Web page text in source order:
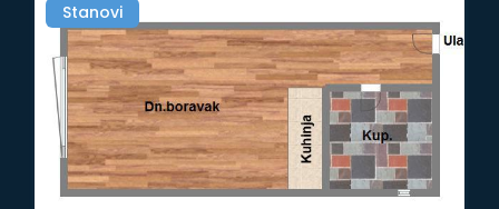
Stanovi